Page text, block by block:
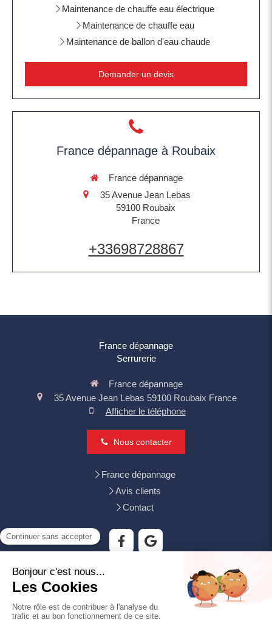
Maintenance de chauffe eau électrique
Maintenance de chauffe eau
Maintenance de ballon d'eau chaude
Demander un devis
France dépannage à Roubaix
France dépannage
35 Avenue Jean Lebas
59100 Roubaix
France
+33698728867
France dépannage
Serrurerie
France dépannage
35 Avenue Jean Lebas 59100 Roubaix France
Afficher le téléphone
Nous contacter
France dépannage
Avis clients
Contact
Tourcoing, Mouvaux, Villeneuve-d'Ascq, Wattrelos, Croix,
Wasquehal, Lys-lez-Lannoy, Bondues, Neuville-en-Ferrain,